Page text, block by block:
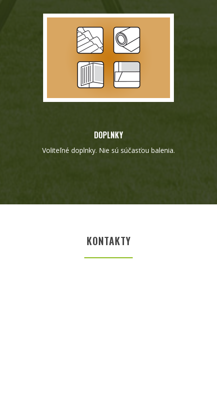
DOPLNKY
Voliteľné doplnky. Nie sú súčasťou balenia.
KONTAKTY